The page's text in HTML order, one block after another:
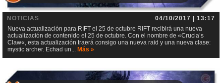
NOTICIAS
04/10/2017 | 13:17
Nueva actualización para RIFT el 25 de octubre RIFT recibirá una nueva
actualización de contenido el 25 de octubre. Con el nombre de «Crucia’s
Claw«, esta actualización traerá consigo una nueva raid y una nueva clase:
mystic archer. Echad un... Más »